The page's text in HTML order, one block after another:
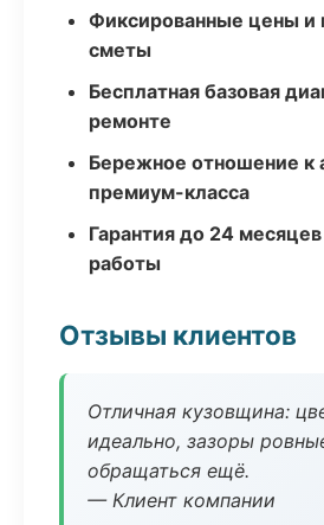
Фиксированные цены и
сметы
Бесплатная базовая
ремонте
Бережное отношение к
премиум-класса
Гарантия до 24
работы
Отзывы клиентов
Отличная кузовщина:
идеально, зазоры
обращаться ещё.
— Клиент компании